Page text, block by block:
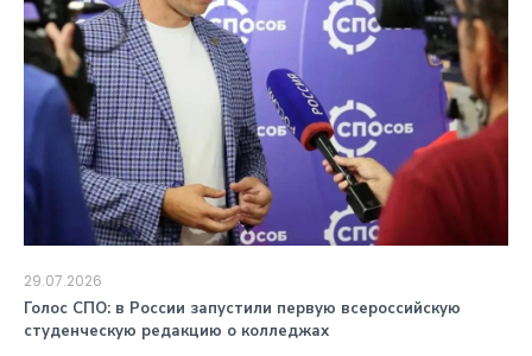
29.07.2026
️Голос СПО: в России запустили первую всероссийскую
студенческую редакцию о колледжах